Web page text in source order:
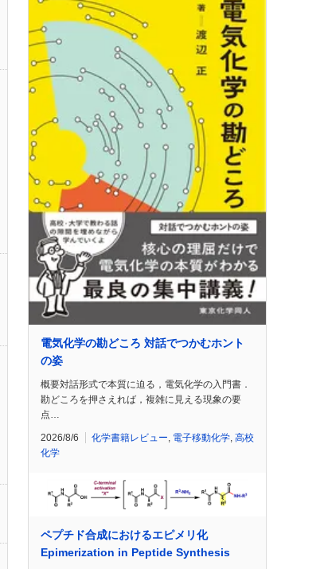
電気化学の勘どころ 対話でつかむホント
の姿
概要対話形式で本質に迫る，電気化学の入門書．
勘どころを押さえれば，複雑に見える現象の要
点…
2026/8/6 化学書籍レビュー 電子移動化学 高校
化学
ペプチド合成におけるエピメリ化
Epimerization in Peptide Synthesis